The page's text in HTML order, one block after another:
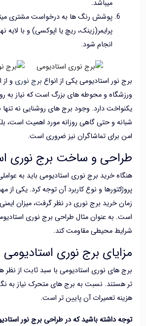
پوشش رنگ ها به درخواست مشتری میتواند با
پرایمر(زینک، ریچ یا اپوکسی) و با لایه نهایی پلی
انجام شود.
استادیومی یکی از انواعبرج نوریو از اجزای
و محوطه های بزرگ است که نیاز به روشنایی
دارد. وجود برج های روشنایی نه تنها برای
و حتی گاهی روزانه مورد اهمیت است، بلکه
تماشاگران نیز ضروری است.
و ساخت برج نوری
خرید برج نوری استادیومی باید به عواملی مثل
و نوع کاربرد آن توجه کرد. یکی از مهمترین
خرید برج نوری در نظر گرفت، میزان ایمنی و
به عنوان مثال طراحی برج نوری استادیومی باید در
محیطی مقاومت کند.
برج نوری استادیومی سبد
نوری استادیومی با سبد ثابت از نظر هزینه
نسبت به برج های متحرک نیاز به نگهداری
تعمیرات آن پایین تر است.
داشته باشید که در طراحی برج نور استادیومی،